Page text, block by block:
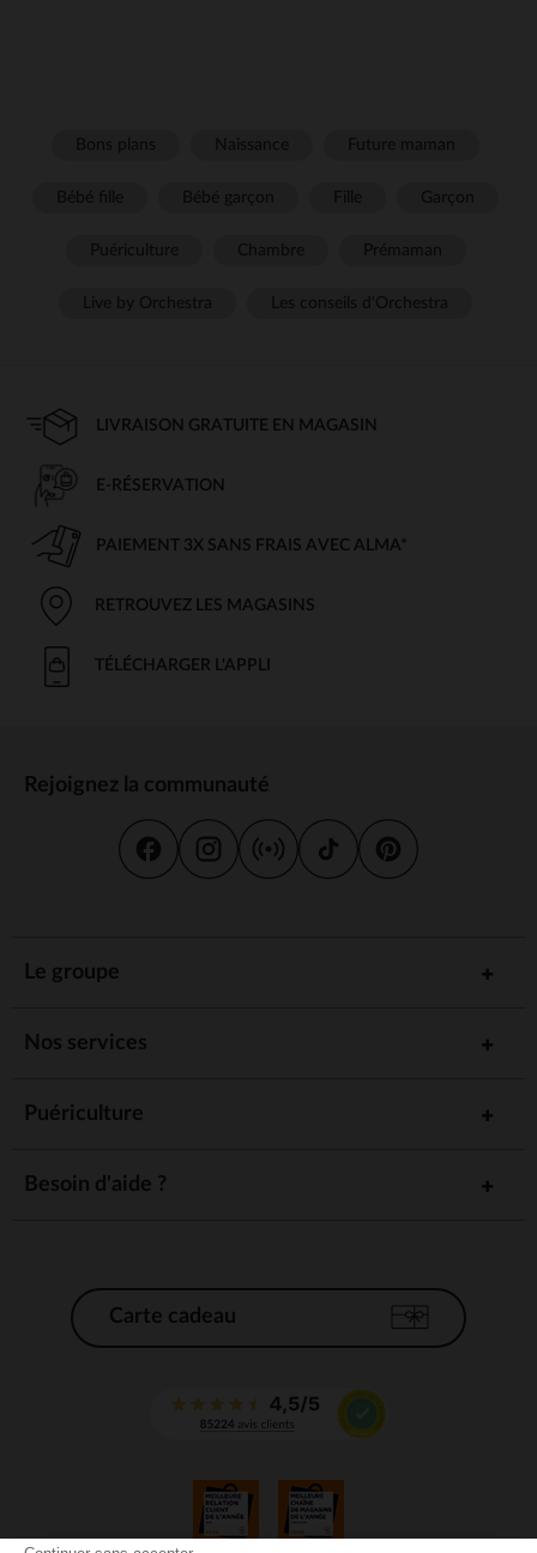
LIVRAISON GRATUITE EN MAGASIN
E-RÉSERVATION
PAIEMENT 3X SANS FRAIS AVEC ALMA*
RETROUVEZ LES MAGASINS
TÉLÉCHARGER L'APPLI
Rejoignez la communauté
Le groupe
Nos services
Puériculture
Besoin d'aide ?
Carte cadeau